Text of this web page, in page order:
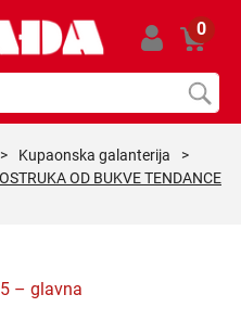
0
> kupaonska galanterija
>
OD BUKVE TENDANCE